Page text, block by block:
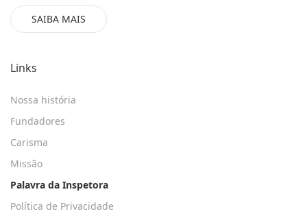
SAIBA MAIS
Links
Nossa história
Fundadores
Carisma
Missão
Palavra da Inspetora
Política de Privacidade